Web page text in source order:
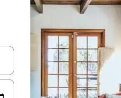
las teclas de flecha hacia arriba